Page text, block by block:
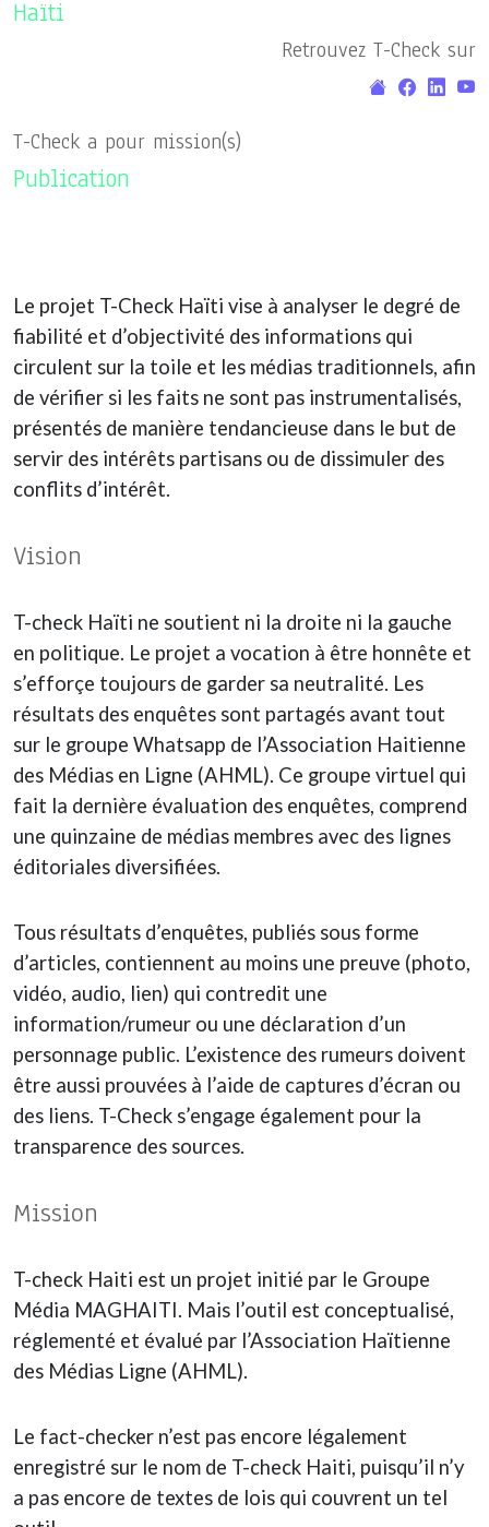
Haïti
Retrouvez T-Check sur
T-Check a pour mission(s)
Publication
Le projet T-Check Haïti vise à analyser le degré de
fiabilité et d’objectivité des informations qui
circulent sur la toile et les médias traditionnels, afin
de vérifier si les faits ne sont pas instrumentalisés,
présentés de manière tendancieuse dans le but de
servir des intérêts partisans ou de dissimuler des
conflits d’intérêt.
Vision
T-check Haïti ne soutient ni la droite ni la gauche
en politique. Le projet a vocation à être honnête et
s’efforçe toujours de garder sa neutralité. Les
résultats des enquêtes sont partagés avant tout
sur le groupe Whatsapp de l’Association Haitienne
des Médias en Ligne (AHML). Ce groupe virtuel qui
fait la dernière évaluation des enquêtes, comprend
une quinzaine de médias membres avec des lignes
éditoriales diversifiées.
Tous résultats d’enquêtes, publiés sous forme
d’articles, contiennent au moins une preuve (photo,
vidéo, audio, lien) qui contredit une
information/rumeur ou une déclaration d’un
personnage public. L’existence des rumeurs doivent
être aussi prouvées à l’aide de captures d’écran ou
des liens. T-Check s’engage également pour la
transparence des sources.
Mission
T-check Haiti est un projet initié par le Groupe
Média MAGHAITI. Mais l’outil est conceptualisé,
réglementé et évalué par l’Association Haïtienne
des Médias Ligne (AHML).
Le fact-checker n’est pas encore légalement
enregistré sur le nom de T-check Haiti, puisqu’il n’y
a pas encore de textes de lois qui couvrent un tel